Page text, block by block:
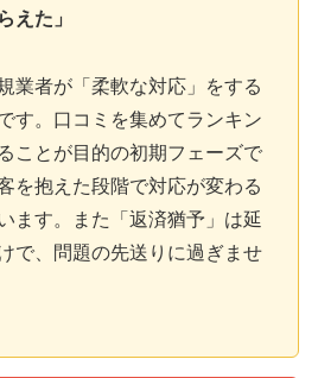
えた」
業者が「柔軟な対応」をする
す。口コミを集めてランキン
ことが目的の初期フェーズで
を抱えた段階で対応が変わる
ます。また「返済猶予」は延
で、問題の先送りに過ぎませ